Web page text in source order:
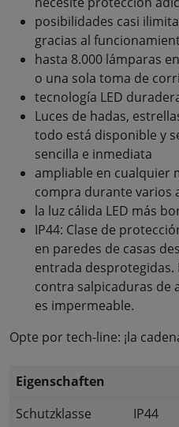
posibilidades casi
gracias al
hasta 8.000 lámparas
o una sola toma de
tecnología LED
Luces de hadas,
todo está disponible y
sencilla e inmediata
ampliable en cualquier
compra durante varios
la luz cálida LED más
IP44: Clase de
en paredes de casas
entrada
contra salpicaduras de
es impermeable.
Opte por tech-line: ¡la
Eigenschaften
Schutzklasse
IP44